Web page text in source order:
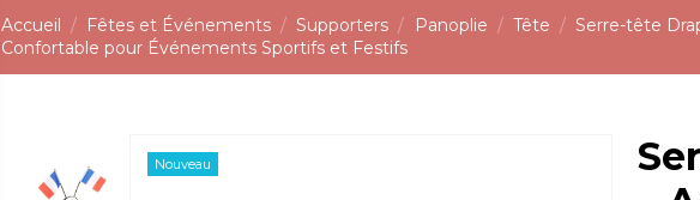
Accueil Fêtes et Événements Supporters Panoplie Tête
Serre-tête
Confortable pour Événements Sportifs et Festifs
Nouveau